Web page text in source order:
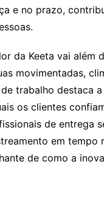
e no prazo,
da Keeta vai além
movimentadas,
trabalho destaca
os clientes
de entrega
em
de como a